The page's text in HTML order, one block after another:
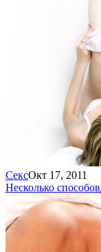
СексОкт 17, 2011
Несколько способов